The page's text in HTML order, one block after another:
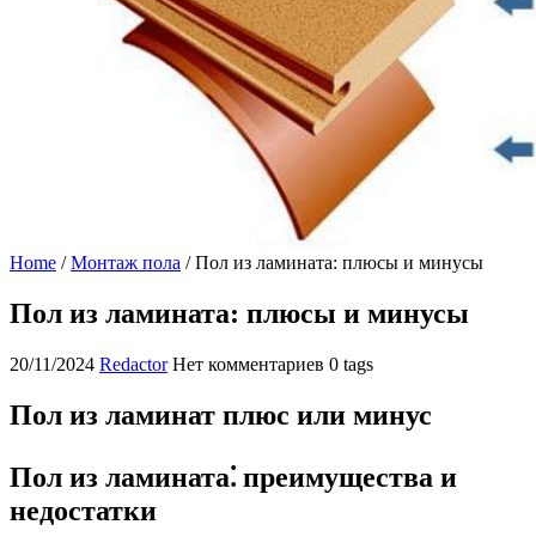
Home /Монтаж пола /Пол из ламината: плюсы и минусы
Пол из ламината: плюсы и минусы
20/11/2024 Redactor Нет комментариев 0 tags
Пол из ламинат плюс или минус
Пол из ламината⁚ преимущества и
недостатки